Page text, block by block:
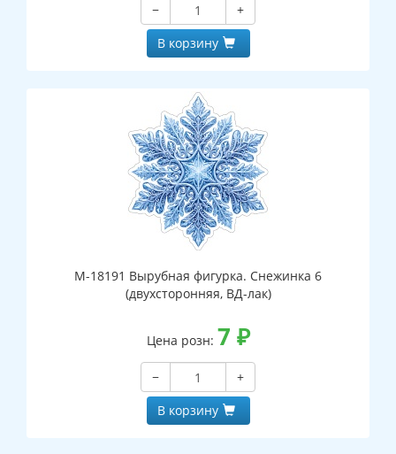
−
+
В корзину
М-18191 Вырубная фигурка. Снежинка 6
(двухсторонняя, ВД-лак)
Цена розн: 7 ₽
−
+
В корзину